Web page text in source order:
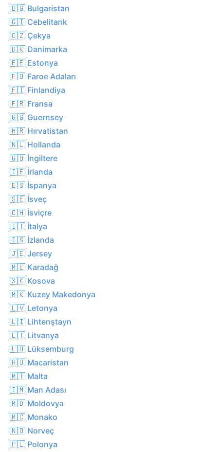
🇧🇬 Bulgaristan
🇬🇮 Cebelitarık
🇨🇿 Çekya
🇩🇰 Danimarka
🇪🇪 Estonya
🇫🇴 Faroe Adaları
🇫🇮 Finlandiya
🇫🇷 Fransa
🇬🇬 Guernsey
🇭🇷 Hırvatistan
🇳🇱 Hollanda
🇬🇧 İngiltere
🇮🇪 İrlanda
🇪🇸 İspanya
🇸🇪 İsveç
🇨🇭 İsviçre
🇮🇹 İtalya
🇮🇸 İzlanda
🇯🇪 Jersey
🇲🇪 Karadağ
🇽🇰 Kosova
🇲🇰 Kuzey Makedonya
🇱🇻 Letonya
🇱🇮 Lihtenştayn
🇱🇹 Litvanya
🇱🇺 Lüksemburg
🇭🇺 Macaristan
🇲🇹 Malta
🇮🇲 Man Adası
🇲🇩 Moldovya
🇲🇨 Monako
🇳🇴 Norveç
🇵🇱 Polonya